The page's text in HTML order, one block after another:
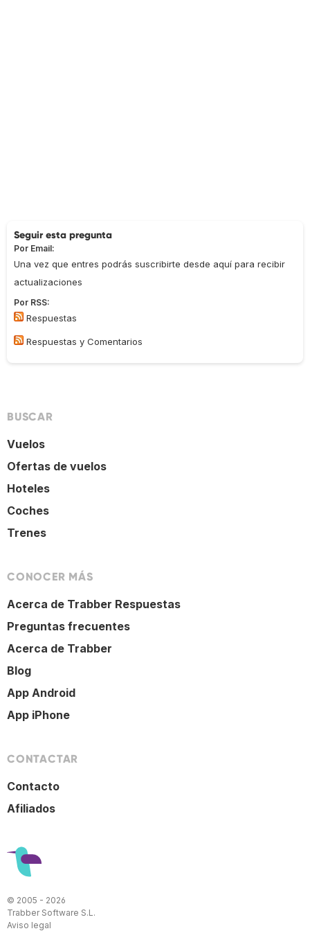
Seguir esta pregunta
Por Email:
Una vez que entres podrás suscribirte desde aquí para recibir
actualizaciones
Por RSS:
Respuestas
Respuestas y Comentarios
BUSCAR
Vuelos
Ofertas de vuelos
Hoteles
Coches
Trenes
CONOCER MÁS
Acerca de Trabber Respuestas
Preguntas frecuentes
Acerca de Trabber
Blog
App Android
App iPhone
CONTACTAR
Contacto
Afiliados
© 2005 - 2026
Trabber Software S.L.
Aviso legal